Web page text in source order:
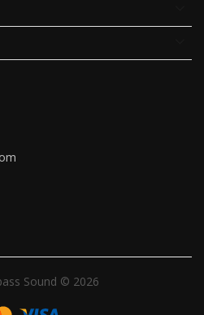
Sound © 2026